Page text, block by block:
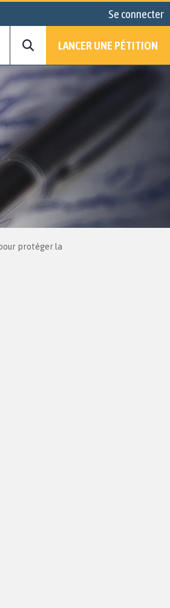
Se connecter
LANCER UNE PÉTITION
protéger la